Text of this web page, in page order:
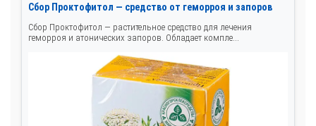
Сбор Проктофитол — средство от геморроя и запоров
Сбор Проктофитол — растительное средство для лечения
геморроя и атонических запоров. Обладает компле...